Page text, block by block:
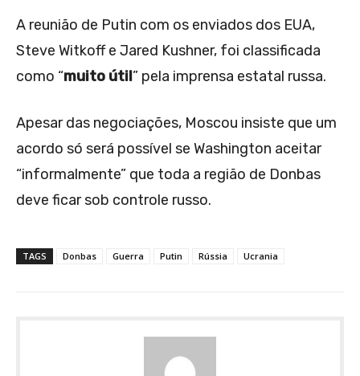
A reunião de Putin com os enviados dos EUA,
Steve Witkoff e Jared Kushner, foi classificada
como “muito útil” pela imprensa estatal russa.
Apesar das negociações, Moscou insiste que um
acordo só será possível se Washington aceitar
“informalmente” que toda a região de Donbas
deve ficar sob controle russo.
TAGS Donbas Guerra Putin Rússia Ucrania